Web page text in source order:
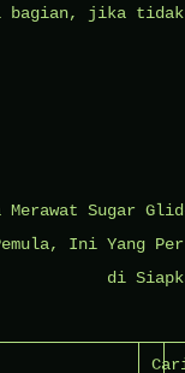
bagian, jika tidak
Merawat Sugar
Ini Yang
di